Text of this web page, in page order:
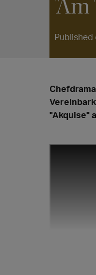
Published
"Akquise"